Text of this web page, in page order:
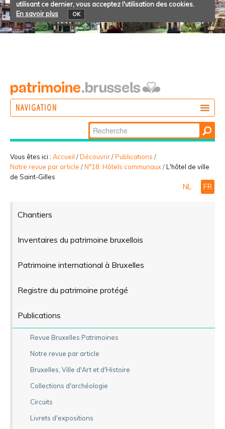
utilisant ce dernier, vous acceptez l'utilisation des cookies.
En savoir plus
OK
NAVIGATION
PARTICIPER
Chercher par
Recherche
avancée…
Vous êtes ici : Accueil /Découvrir/Publications /
Notre revue par article /N°18: Hôtels communaux/L'hôtel de ville
de Saint-Gilles
NL FR
Chantiers
Inventaires du patrimoine bruxellois
Patrimoine international à Bruxelles
Registre du patrimoine protégé
Publications
Revue Bruxelles Patrimoines
Notre revue par article
Bruxelles, Ville d'Art et d'Histoire
Collections d'archéologie
Circuits
Livrets d'expositions